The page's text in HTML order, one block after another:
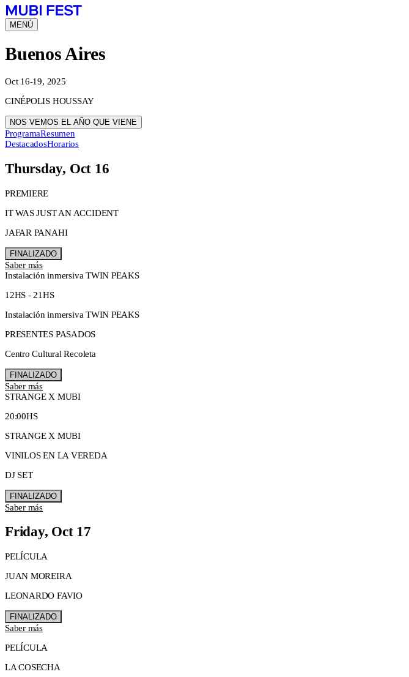
MENÚ
Buenos Aires
Oct 16-19, 2025
CINÉPOLIS HOUSSAY
NOS VEMOS EL AÑO QUE VIENE
ProgramaResumen
DestacadosHorarios
Thursday, Oct 16
PREMIERE
IT WAS JUST AN ACCIDENT
JAFAR PANAHI
FINALIZADO
Saber más
Instalación inmersiva TWIN PEAKS
12HS - 21HS
Instalación inmersiva TWIN PEAKS
PRESENTES PASADOS
Centro Cultural Recoleta
FINALIZADO
Saber más
STRANGE X MUBI
20:00HS
STRANGE X MUBI
VINILOS EN LA VEREDA
DJ SET
FINALIZADO
Saber más
Friday, Oct 17
PELÍCULA
JUAN MOREIRA
LEONARDO FAVIO
FINALIZADO
Saber más
PELÍCULA
LA COSECHA